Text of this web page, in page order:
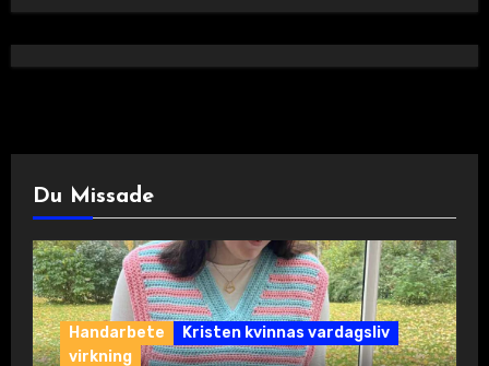
Du Missade
Handarbete
Kristen kvinnas vardagsliv
virkning